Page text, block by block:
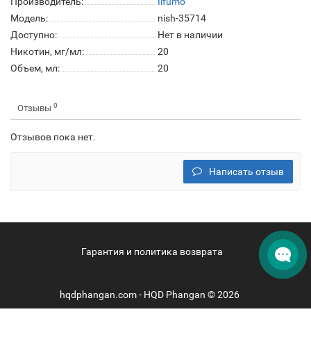
Модель:
nish-35714
Доступно:
Нет в наличии
Никотин, мг/мл:
20
Объем, мл:
20
Отзывы 0
Отзывов пока нет.
Написать отзыв
Гарантия и политика возврата
hqdphangan.com - HQD Phangan © 2026